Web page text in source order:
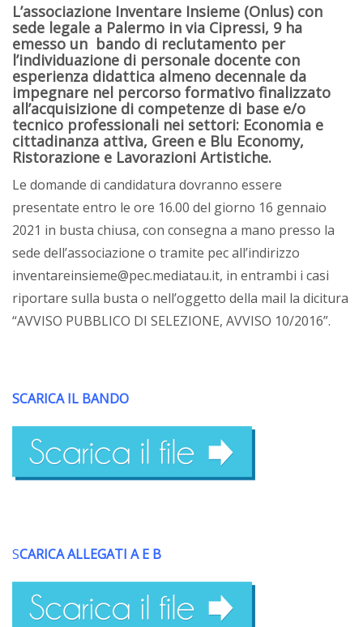
L’associazione Inventare Insieme (Onlus) con
sede legale a Palermo in via Cipressi, 9ha
emesso un bando di reclutamento per
l’individuazione di personale docente con
esperienza didattica almeno decennale da
impegnare nel percorso formativo finalizzato
all’acquisizione di competenze di base e/o
tecnico professionali nei settori: Economia e
cittadinanza attiva, Green e Blu Economy,
Ristorazione e Lavorazioni Artistiche.
Le domande di candidatura dovranno essere
presentate entro le ore 16.00 del giorno 16 gennaio
2021 in busta chiusa, con consegna a mano presso la
sede dell’associazione o tramite pec all’indirizzo
inventareinsieme@pec.mediatau.it, in entrambi i casi
riportare sulla busta o nell’oggetto della mail la dicitura
“AVVISO PUBBLICO DI SELEZIONE, AVVISO 10/2016”.
SCARICA IL BANDO
SCARICA ALLEGATI A E B